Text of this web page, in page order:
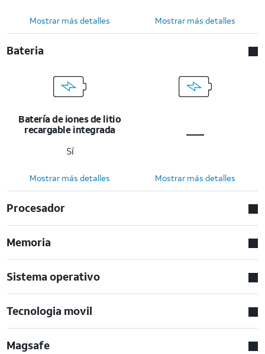
Mostrar más detalles Mostrar más detalles
Bateria
Batería de iones de litio
recargable integrada
Sí
Mostrar más detalles Mostrar más detalles
Procesador
Memoria
Sistema operativo
Tecnologia movil
Magsafe